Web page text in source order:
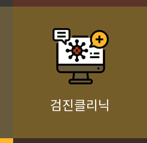
검진클리닉